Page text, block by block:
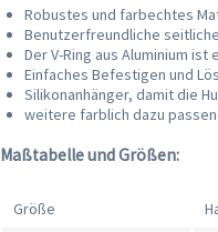
Robustes und farbechtes
Benutzerfreundliche
Der V-Ring aus Aluminium
Einfaches Befestigen und
Silikonanhänger, damit die
weitere farblich dazu
Maßtabelle und Größen:
Größe